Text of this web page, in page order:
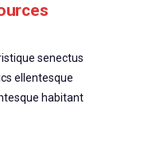
senectus
ellentesque
habitant